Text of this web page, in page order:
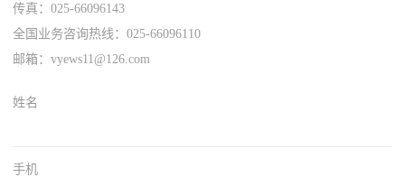
传真：025-66096143
全国业务咨询热线：025-66096110
邮箱：vyews11@126.com
姓名
手机